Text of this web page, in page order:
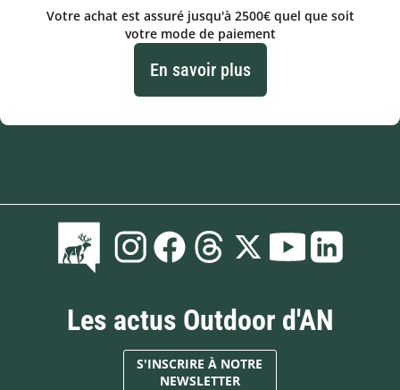
Votre achat est assuré jusqu'à 2500€ quel que soit
votre mode de paiement
En savoir plus
Les actus Outdoor d'AN
S'INSCRIRE À NOTRE
NEWSLETTER